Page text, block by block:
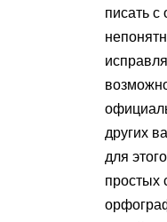
писать
других
для
простых